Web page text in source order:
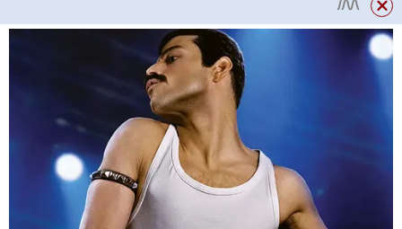
Přečtěte si více na toto téma: